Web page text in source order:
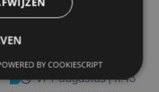
vr 7 augustus | 11:43
BY COOKIESCRIPT